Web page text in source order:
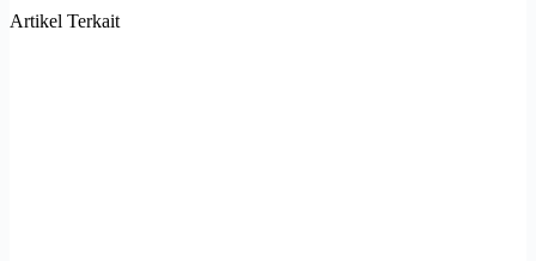
Artikel Terkait